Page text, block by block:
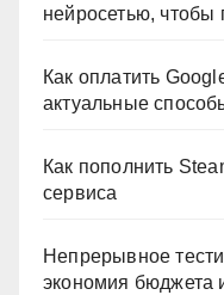
нейросетью, чтобы
Как оплатить
актуальные
Как пополнить
сервиса
Непрерывное
экономия бюджета